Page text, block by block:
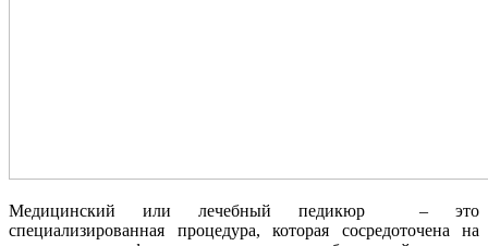
Медицинский или лечебный педикюр – это
специализированная процедура, которая сосредоточена на